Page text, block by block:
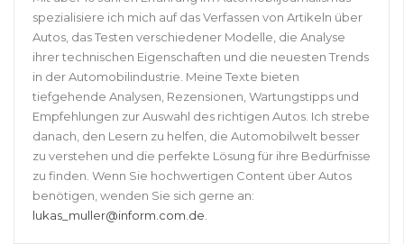
spezialisiere ich mich auf das Verfassen von Artikeln über
Autos, das Testen verschiedener Modelle, die Analyse
ihrer technischen Eigenschaften und die neuesten Trends
in der Automobilindustrie. Meine Texte bieten
tiefgehende Analysen, Rezensionen, Wartungstipps und
Empfehlungen zur Auswahl des richtigen Autos. Ich strebe
danach, den Lesern zu helfen, die Automobilwelt besser
zu verstehen und die perfekte Lösung für ihre Bedürfnisse
zu finden. Wenn Sie hochwertigen Content über Autos
benötigen, wenden Sie sich gerne an:
lukas_muller@inform.com.de